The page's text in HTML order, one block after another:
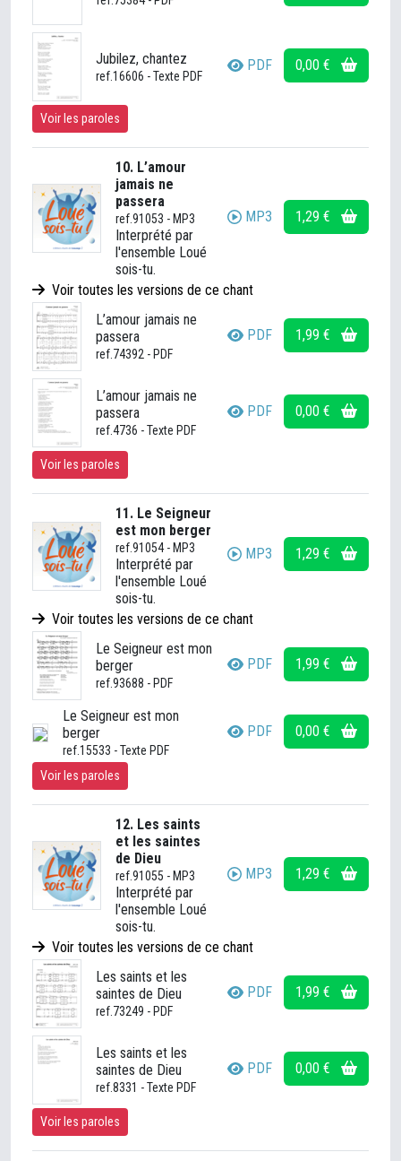
Jubilez, chantez
ref.16606 - Texte PDF
PDF 0,00 €
Voir les paroles
10. L’amour
jamais ne
passera
ref.91053 - MP3
Interprété par
l'ensemble Loué
sois-tu.
MP3 1,29 €
Voir toutes les versions de ce chant
L’amour jamais ne
passera
ref.74392 - PDF
PDF 1,99 €
L’amour jamais ne
passera
ref.4736 - Texte PDF
PDF 0,00 €
Voir les paroles
11. Le Seigneur
est mon berger
ref.91054 - MP3
Interprété par
l'ensemble Loué
sois-tu.
MP3 1,29 €
Voir toutes les versions de ce chant
Le Seigneur est mon
berger
ref.93688 - PDF
PDF 1,99 €
Le Seigneur est mon
berger
ref.15533 - Texte PDF
PDF 0,00 €
Voir les paroles
12. Les saints
et les saintes
de Dieu
ref.91055 - MP3
Interprété par
l'ensemble Loué
sois-tu.
MP3 1,29 €
Voir toutes les versions de ce chant
Les saints et les
saintes de Dieu
ref.73249 - PDF
PDF 1,99 €
Les saints et les
saintes de Dieu
ref.8331 - Texte PDF
PDF 0,00 €
Voir les paroles